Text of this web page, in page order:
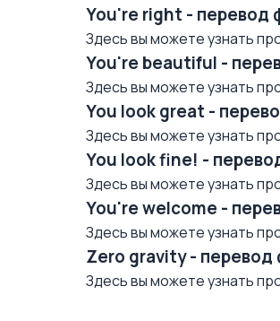
You're right - перевод
Здесь вы можете узнать
You're beautiful -
Здесь вы можете узнать
You look great -
Здесь вы можете узнать
You look fine! -
Здесь вы можете узнать
You're welcome -
Здесь вы можете узнать
Zero gravity - перевод
Здесь вы можете узнать